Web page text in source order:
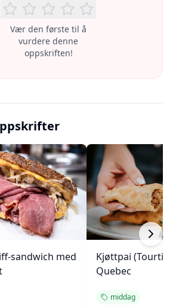
Vær den første til å
vurdere denne
oppskriften!
sandwich med
Kjøttpai
Quebec
middag